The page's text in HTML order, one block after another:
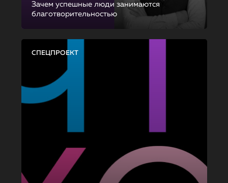
Зачем успешные люди занимаются
благотворительностью
СПЕЦПРОЕКТ